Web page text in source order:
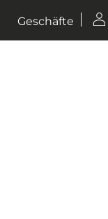
Geschäfte